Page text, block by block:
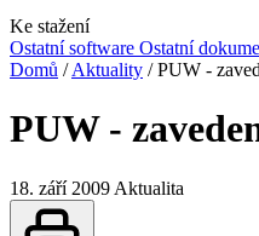
Ke stažení
Ostatní software Ostatní
Domů / Aktuality / PUW -
PUW -
18. září 2009 Aktualita